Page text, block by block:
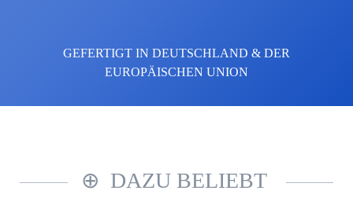
GEFERTIGT IN DEUTSCHLAND & DER
EUROPÄISCHEN UNION
DAZU BELIEBT